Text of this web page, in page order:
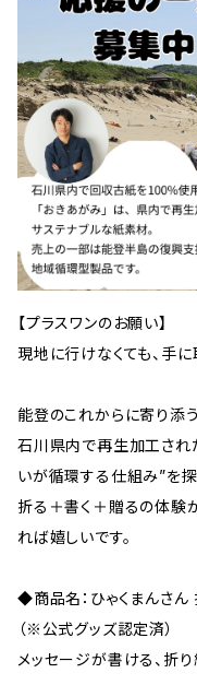
【プラスワンのお願い】
現地に行けなくても、手に
能登のこれからに寄り添
石川県内で再生加工され
いが循環する仕組み”を探
折る＋書く＋贈るの体験
れば嬉しいです。
◆商品名：ひゃくまんさん
（※公式グッズ認定済）
メッセージが書ける、折